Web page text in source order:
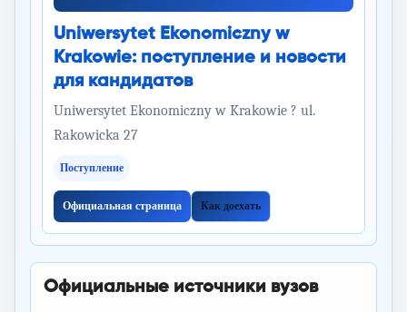
Uniwersytet Ekonomiczny w
Krakowie: поступление и новости
для кандидатов
Uniwersytet Ekonomiczny w Krakowie ? ul.
Rakowicka 27
Поступление
Официальная страница Как доехать
Официальные источники вузов